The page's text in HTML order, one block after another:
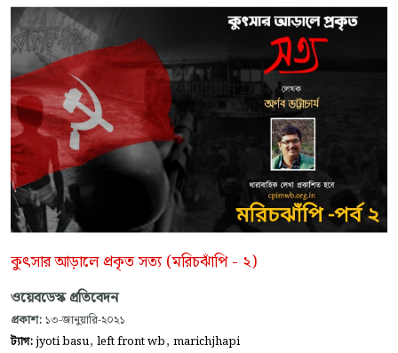
কুৎসার আড়ালে প্রকৃত সত্য (মরিচঝাঁপি - ২)
ওয়েবডেস্ক প্রতিবেদন
প্রকাশ: ১৩-জানুয়ারি-২০২১
ট্যাগ:jyoti basu, left front wb, marichjhapi